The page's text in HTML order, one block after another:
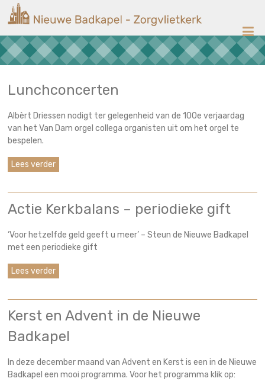
naar
inhoud
Nieuwe
Badkapel
Kerk
Lunchconcerten
Albèrt Driessen nodigt ter gelegenheid van de 100e verjaardag
van het Van Dam orgel collega organisten uit om het orgel te
bespelen.
Lees verder
Actie Kerkbalans – periodieke gift
‘Voor hetzelfde geld geeft u meer’ – Steun de Nieuwe Badkapel
met een periodieke gift
Lees verder
Kerst en Advent in de Nieuwe
Badkapel
In deze december maand van Advent en Kerst is een in de Nieuwe
Badkapel een mooi programma. Voor het programma klik op: